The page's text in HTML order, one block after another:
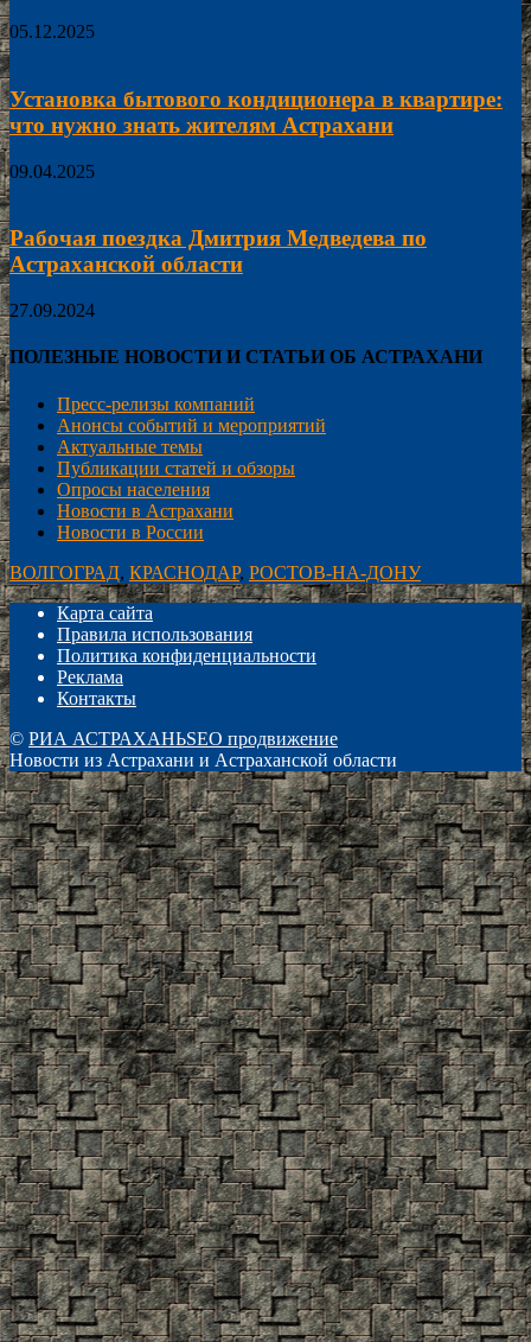
05.12.2025
Установка бытового кондиционера в квартире:
что нужно знать жителям Астрахани
09.04.2025
Рабочая поездка Дмитрия Медведева по
Астраханской области
27.09.2024
ПОЛЕЗНЫЕ НОВОСТИ И СТАТЬИ ОБ АСТРАХАНИ
Пресс-релизы компаний
Анонсы событий и мероприятий
Актуальные темы
Публикации статей и обзоры
Опросы населения
Новости в Астрахани
Новости в России
ВОЛГОГРАД, КРАСНОДАР, РОСТОВ-НА-ДОНУ
Карта сайта
Правила использования
Политика конфиденциальности
Реклама
Контакты
© РИА АСТРАХАНЬSEO продвижение
Новости из Астрахани и Астраханской области